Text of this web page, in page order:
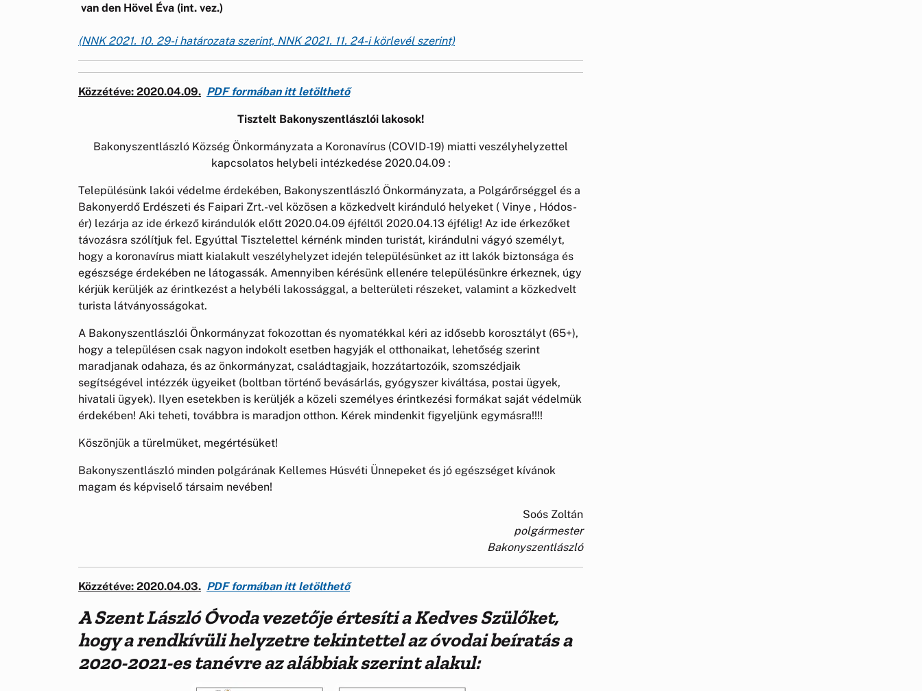
van den Hövel Éva (int. vez.)
(NNK 2021. 10. 29-i határozata szerint, NNK 2021. 11. 24-i körlevél szerint)
Közzétéve: 2020.04.09. PDF formában itt letölthető
Tisztelt Bakonyszentlászlói lakosok!
Bakonyszentlászló Község Önkormányzata a Koronavírus (COVID-19) miatti veszélyhelyzettel
kapcsolatos helybeli intézkedése 2020.04.09 :
Településünk lakói védelme érdekében, Bakonyszentlászló Önkormányzata, a Polgárőrséggel és a
Bakonyerdő Erdészeti és Faipari Zrt.-vel közösen a közkedvelt kiránduló helyeket ( Vinye , Hódos-
ér) lezárja az ide érkező kirándulók előtt 2020.04.09 éjféltől 2020.04.13 éjfélig! Az ide érkezőket
távozásra szólítjuk fel. Egyúttal Tisztelettel kérnénk minden turistát, kirándulni vágyó személyt,
hogy a koronavírus miatt kialakult veszélyhelyzet idején településünket az itt lakók biztonsága és
egészsége érdekében ne látogassák. Amennyiben kérésünk ellenére településünkre érkeznek, úgy
kérjük kerüljék az érintkezést a helybéli lakossággal, a belterületi részeket, valamint a közkedvelt
turista látványosságokat.
A Bakonyszentlászlói Önkormányzat fokozottan és nyomatékkal kéri az idősebb korosztályt (65+),
hogy a településen csak nagyon indokolt esetben hagyják el otthonaikat, lehetőség szerint
maradjanak odahaza, és az önkormányzat, családtagjaik, hozzátartozóik, szomszédjaik
segítségével intézzék ügyeiket (boltban történő bevásárlás, gyógyszer kiváltása, postai ügyek,
hivatali ügyek). Ilyen esetekben is kerüljék a közeli személyes érintkezési formákat saját védelmük
érdekében! Aki teheti, továbbra is maradjon otthon. Kérek mindenkit figyeljünk egymásra!!!!
Köszönjük a türelmüket, megértésüket!
Bakonyszentlászló minden polgárának Kellemes Húsvéti Ünnepeket és jó egészséget kívánok
magam és képviselő társaim nevében!
Soós Zoltán
polgármester
Bakonyszentlászló
Közzétéve: 2020.04.03. PDF formában itt letölthető
A Szent László Óvoda vezetője értesíti a Kedves Szülőket,
hogy a rendkívüli helyzetre tekintettel az óvodai beíratás a
2020-2021-es tanévre az alábbiak szerint alakul: